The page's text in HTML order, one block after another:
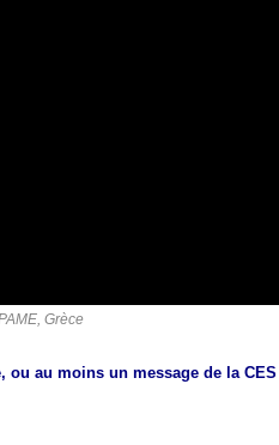
Grèce
ou au moins un message de la